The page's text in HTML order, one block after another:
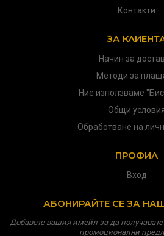
Контакти
ЗА
Начин за
Методи за
Ние използваме
Общи
Обработване на
ПРОФИЛ
Вход
АБОНИРАЙТЕ СЕ ЗА
Добавете вашия имейл за да
промоционални